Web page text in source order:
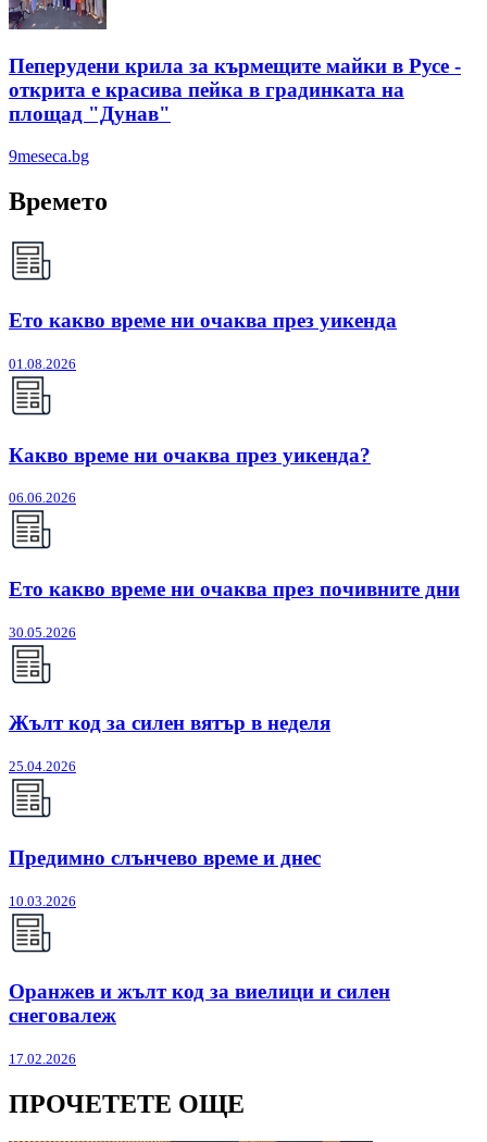
Пеперудени крила за кърмещите майки в Русе -
открита е красива пейка в градинката на
площад "Дунав"
9meseca.bg
Времето
Ето какво време ни очаква през уикенда
01.08.2026
Какво време ни очаква през уикенда?
06.06.2026
Ето какво време ни очаква през почивните дни
30.05.2026
Жълт код за силен вятър в неделя
25.04.2026
Предимно слънчево време и днес
10.03.2026
Оранжев и жълт код за виелици и силен
снеговалеж
17.02.2026
ПРОЧЕТЕТЕ ОЩЕ